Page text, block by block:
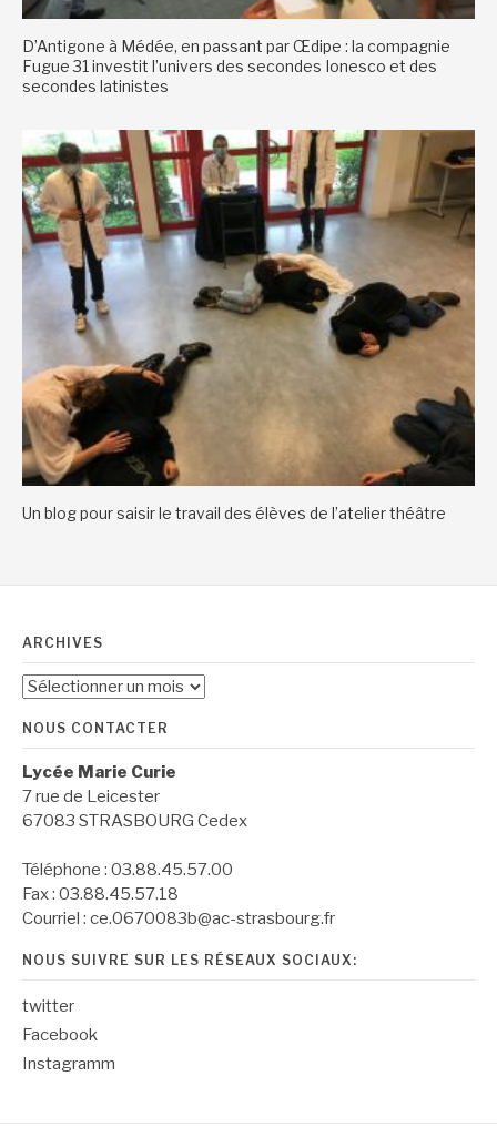
D’Antigone à Médée, en passant par Œdipe : la compagnie
Fugue 31 investit l’univers des secondes Ionesco et des
secondes latinistes
Un blog pour saisir le travail des élèves de l’atelier théâtre
ARCHIVES
Archives
NOUS CONTACTER
Lycée Marie Curie
7 rue de Leicester
67083 STRASBOURG Cedex
Téléphone : 03.88.45.57.00
Fax : 03.88.45.57.18
Courriel : ce.0670083b@ac-strasbourg.fr
NOUS SUIVRE SUR LES RÉSEAUX SOCIAUX:
twitter
Facebook
Instagramm